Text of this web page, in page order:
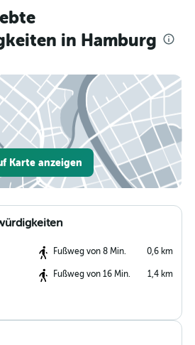
in Hamburg
Karte anzeigen
Fußweg von 8 Min. 0,6 km
Fußweg von 16 Min. 1,4 km